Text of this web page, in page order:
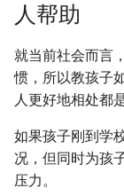
人帮助
就当前社会而言
惯，所以教孩子
人更好地相处都
如果孩子刚到学
况，但同时为孩
压力。